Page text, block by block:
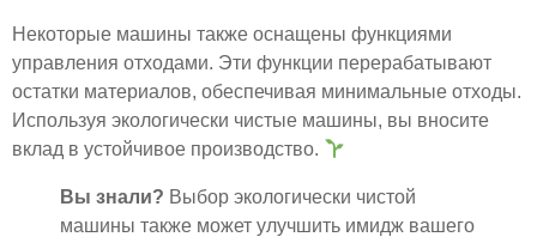
Некоторые машины также оснащены функциями
управления отходами. Эти функции перерабатывают
остатки материалов, обеспечивая минимальные отходы.
Используя экологически чистые машины, вы вносите
вклад в устойчивое производство.
Вы знали? Выбор экологически чистой
машины также может улучшить имидж вашего